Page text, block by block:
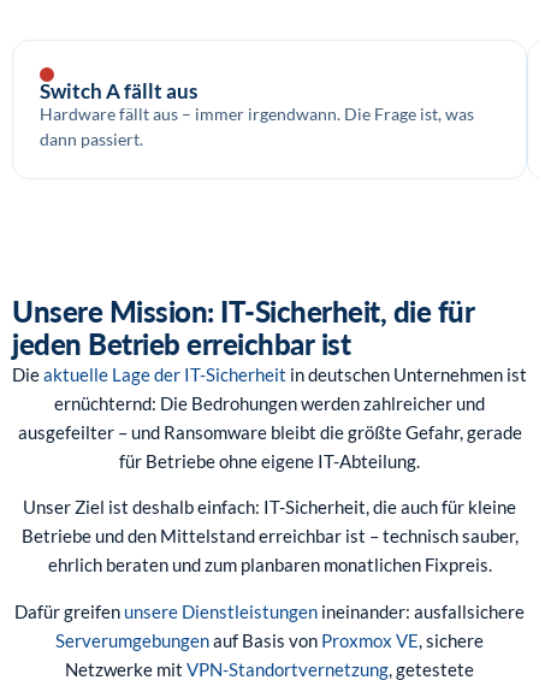
Switch A fällt aus
Hardware fällt aus – immer irgendwann. Die Frage ist, was
dann passiert.
Unsere Mission: IT-Sicherheit, die für
jeden Betrieb erreichbar ist
Dieaktuelle Lage der IT-Sicherheit in deutschen Unternehmen ist
ernüchternd: Die Bedrohungen werden zahlreicher und
ausgefeilter – und Ransomware bleibt die größte Gefahr, gerade
für Betriebe ohne eigene IT-Abteilung.
Unser Ziel ist deshalb einfach: IT-Sicherheit, die auch für kleine
Betriebe und den Mittelstand erreichbar ist – technisch sauber,
ehrlich beraten und zum planbaren monatlichen Fixpreis.
Dafür greifen unsere Dienstleistungen ineinander: ausfallsichere
Serverumgebungenauf Basis von Proxmox VE, sichere
Netzwerke mit VPN-Standortvernetzung, getestete